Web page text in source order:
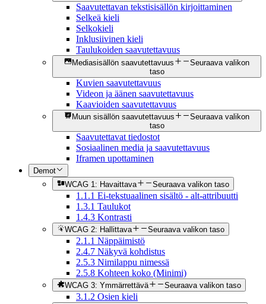
Saavutettavan tekstisisällön kirjoittaminen
Selkeä kieli
Selkokieli
Inklusiivinen kieli
Taulukoiden saavutettavuus
Mediasisällön saavutettavuus
Seuraava valikon
taso
Kuvien saavutettavuus
Videon ja äänen saavutettavuus
Kaavioiden saavutettavuus
Muun sisällön saavutettavuus
Seuraava valikon
taso
Saavutettavat tiedostot
Sosiaalinen media ja saavutettavuus
Iframen upottaminen
Demot
WCAG 1: Havaittava
Seuraava valikon taso
1.1.1 Ei-tekstuaalinen sisältö - alt-attribuutti
1.3.1 Taulukot
1.4.3 Kontrasti
WCAG 2: Hallittava Seuraava valikon taso
2.1.1 Näppäimistö
2.4.7 Näkyvä kohdistus
2.5.3 Nimilappu nimessä
2.5.8 Kohteen koko (Minimi)
WCAG 3: Ymmärrettävä Seuraava valikon taso
3.1.2 Osien kieli